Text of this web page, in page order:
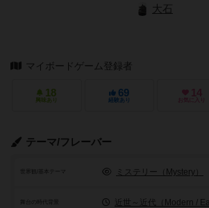
大石
マイボードゲーム登録者
18
興味あり
69
経験あり
14
お気に入り
テーマ/フレーバー
世界観/基本テーマ ミステリー（Mystery）
舞台の時代背景 近世～近代（Modern /